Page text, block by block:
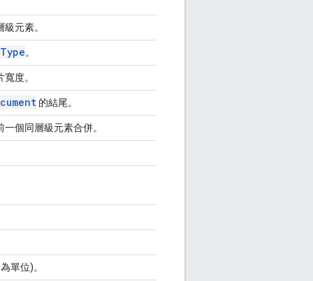
元素。
Type。
度。
的結尾。
個同層級元素合併。
單位)。